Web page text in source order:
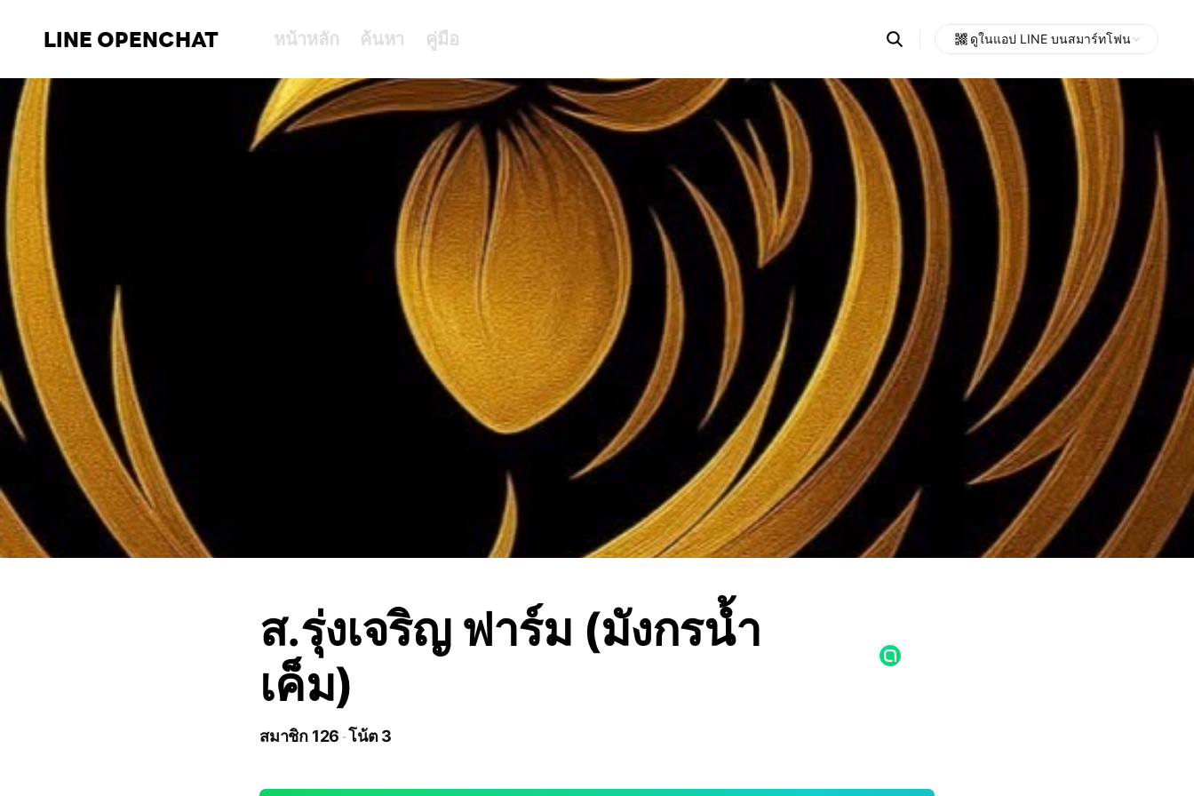
LINE OPENCHAT หน้าหลัก ค้นหา คู่มือ Search
OpenChats
messages
search
area
ดูในแอป LINE บนสมาร์ทโฟน
ส.รุ่งเจริญ ฟาร์ม (มังกรน้ำ
เค็ม)
สมาชิก 126 โน้ต 3